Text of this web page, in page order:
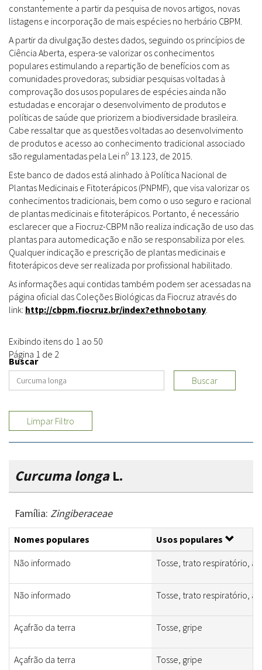
constantemente a partir da pesquisa de novos artigos, novas
listagens e incorporação de mais espécies no herbário CBPM.
A partir da divulgação destes dados, seguindo os princípios de
Ciência Aberta, espera-se valorizar os conhecimentos
populares estimulando a repartição de benefícios com as
comunidades provedoras; subsidiar pesquisas voltadas à
comprovação dos usos populares de espécies ainda não
estudadas e encorajar o desenvolvimento de produtos e
políticas de saúde que priorizem a biodiversidade brasileira.
Cabe ressaltar que as questões voltadas ao desenvolvimento
de produtos e acesso ao conhecimento tradicional associado
são regulamentadas pela Lei nº 13.123, de 2015.
Este banco de dados está alinhado à Política Nacional de
Plantas Medicinais e Fitoterápicos (PNPMF), que visa valorizar os
conhecimentos tradicionais, bem como o uso seguro e racional
de plantas medicinais e fitoterápicos. Portanto, é necessário
esclarecer que a Fiocruz-CBPM não realiza indicação de uso das
plantas para automedicação e não se responsabiliza por eles.
Qualquer indicação e prescrição de plantas medicinais e
fitoterápicos deve ser realizada por profissional habilitado.
As informações aqui contidas também podem ser acessadas na
página oficial das Coleções Biológicas da Fiocruz através do
link: http://cbpm.fiocruz.br/index?ethnobotany.
Exibindo itens do 1 ao 50
Página 1 de 2
Buscar
Buscar
Limpar Filtro
Curcuma longaL.
Família: Zingiberaceae
Nomes populares
Usos populares
Não informado
Tosse, trato respiratório,
Não informado Tosse, trato respiratório,
Açafrão da terra Tosse, gripe
Açafrão da terra Tosse, gripe